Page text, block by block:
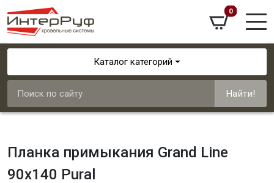
0
Каталог категорий
Найти!
Планка примыкания Grand Line
90х140 Pural